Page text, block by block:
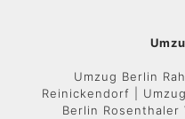
Umzug Berlin
Reinickendorf |
Berlin